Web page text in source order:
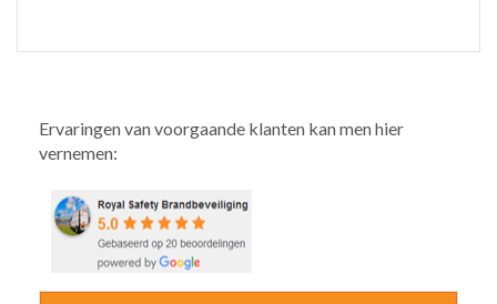
Ervaringen van voorgaande klanten kan men hier
vernemen: